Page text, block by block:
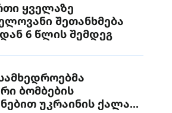
ყველაზე
შეთანხმება
დან 6 წლის შემდეგ
ბომბების
უკრაინის ქალაქ